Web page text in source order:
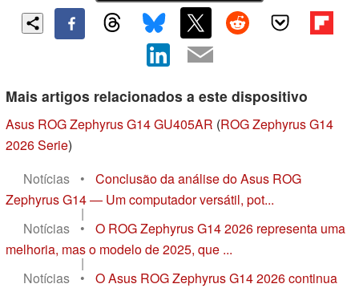
Mais artigos relacionados a este dispositivo
Asus ROG Zephyrus G14 GU405AR (ROG Zephyrus G14
2026 Serie)
Notícias
•
Conclusão da análise do Asus ROG
Zephyrus G14 — Um computador versátil, pot...
|
Notícias
•
O ROG Zephyrus G14 2026 representa uma
melhoria, mas o modelo de 2025, que ...
|
Notícias
•
O Asus ROG Zephyrus G14 2026 continua